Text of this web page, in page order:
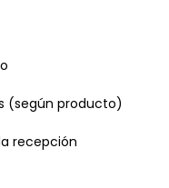
(según producto)
recepción